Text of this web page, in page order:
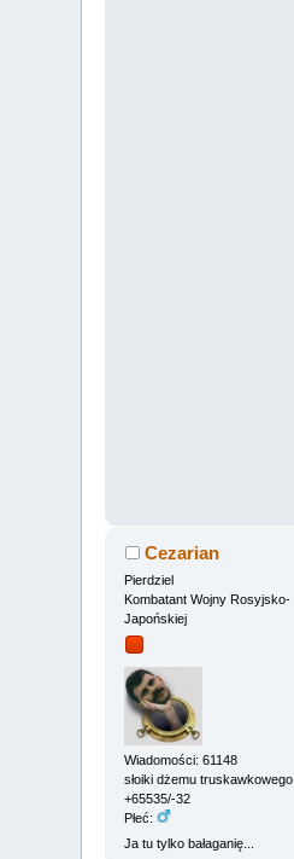
Cezarian
Pierdziel
Kombatant Wojny Rosyjsko-
Japońskiej
Wiadomości: 61148
słoiki dżemu truskawkowego
+65535/-32
Płeć:
Ja tu tylko bałaganię...